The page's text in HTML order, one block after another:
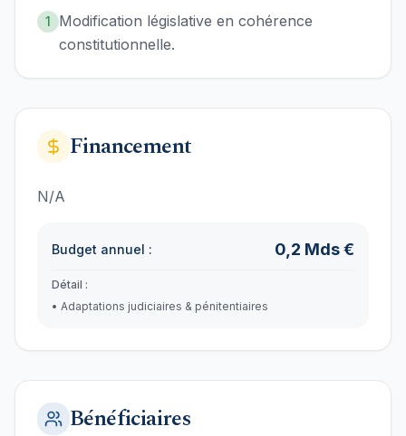
1
Modification législative en cohérence
constitutionnelle.
Financement
N/A
Budget annuel : 0,2 Mds €
Détail :
• Adaptations judiciaires & pénitentiaires
Bénéficiaires